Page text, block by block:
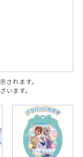
されます。
います。